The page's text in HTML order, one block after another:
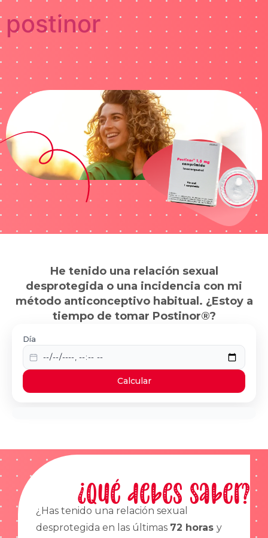
postinor
He tenido una relación sexual
desprotegida o una incidencia con mi
método anticonceptivo habitual. ¿Estoy a
tiempo de tomar Postinor®?
Día
Calcular
¿Qué debes saber?
¿Has tenido una relación sexual
desprotegida en las últimas 72 horas y